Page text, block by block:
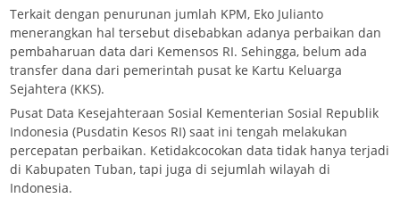
Terkait dengan penurunan jumlah KPM, Eko Julianto
menerangkan hal tersebut disebabkan adanya perbaikan dan
pembaharuan data dari Kemensos RI. Sehingga, belum ada
transfer dana dari pemerintah pusat ke Kartu Keluarga
Sejahtera (KKS).
Pusat Data Kesejahteraan Sosial Kementerian Sosial Republik
Indonesia (Pusdatin Kesos RI) saat ini tengah melakukan
percepatan perbaikan. Ketidakcocokan data tidak hanya terjadi
di Kabupaten Tuban, tapi juga di sejumlah wilayah di
Indonesia.